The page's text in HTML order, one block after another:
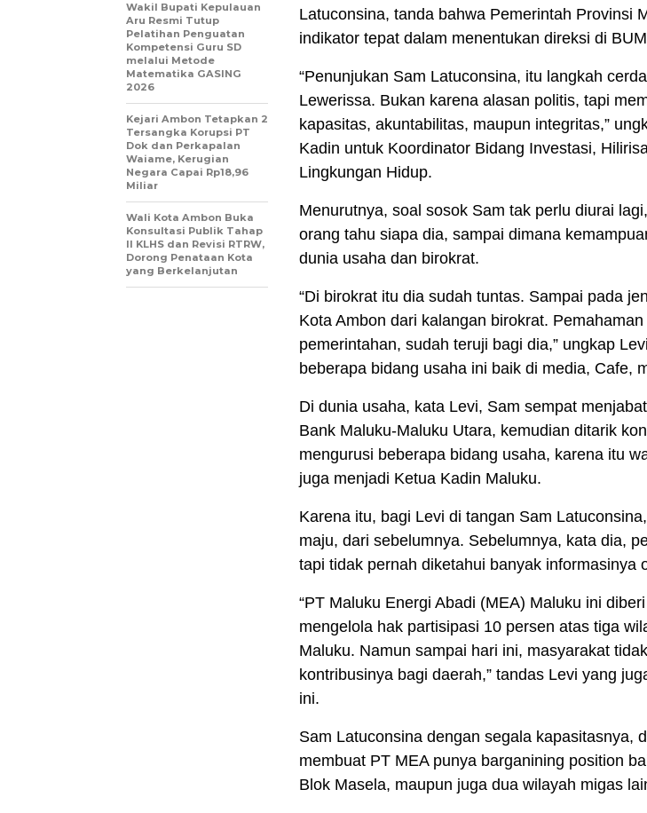
Latuconsina, tanda bahwa Pemerintah Provinsi
indikator tepat dalam menentukan direksi di
“Penunjukan Sam Latuconsina, itu langkah
Lewerissa. Bukan karena alasan politis, tapi
kapasitas, akuntabilitas, maupun integritas,”
Kadin untuk Koordinator Bidang Investasi,
Lingkungan Hidup.
Menurutnya, soal sosok Sam tak perlu diurai
orang tahu siapa dia, sampai dimana
dunia usaha dan birokrat.
“Di birokrat itu dia sudah tuntas. Sampai pada
Kota Ambon dari kalangan birokrat.
pemerintahan, sudah teruji bagi dia,” ungkap
beberapa bidang usaha ini baik di media, Cafe,
Di dunia usaha, kata Levi, Sam sempat
Bank Maluku-Maluku Utara, kemudian ditarik
mengurusi beberapa bidang usaha, karena itu
juga menjadi Ketua Kadin Maluku.
Karena itu, bagi Levi di tangan Sam
maju, dari sebelumnya. Sebelumnya, kata dia,
tapi tidak pernah diketahui banyak informasinya
“PT Maluku Energi Abadi (MEA) Maluku ini
mengelola hak partisipasi 10 persen atas tiga
Maluku. Namun sampai hari ini, masyarakat
kontribusinya bagi daerah,” tandas Levi yang
ini.
Sam Latuconsina dengan segala kapasitasnya,
membuat PT MEA punya barganining position
Blok Masela, maupun juga dua wilayah migas
Wakil Bupati Kepulauan
Aru Resmi Tutup
Pelatihan Penguatan
Kompetensi Guru SD
melalui Metode
Matematika GASING
2026
Kejari Ambon Tetapkan 2
Tersangka Korupsi PT
Dok dan Perkapalan
Waiame, Kerugian
Negara Capai Rp18,96
Miliar
Wali Kota Ambon Buka
Konsultasi Publik Tahap
II KLHS dan Revisi RTRW,
Dorong Penataan Kota
yang Berkelanjutan